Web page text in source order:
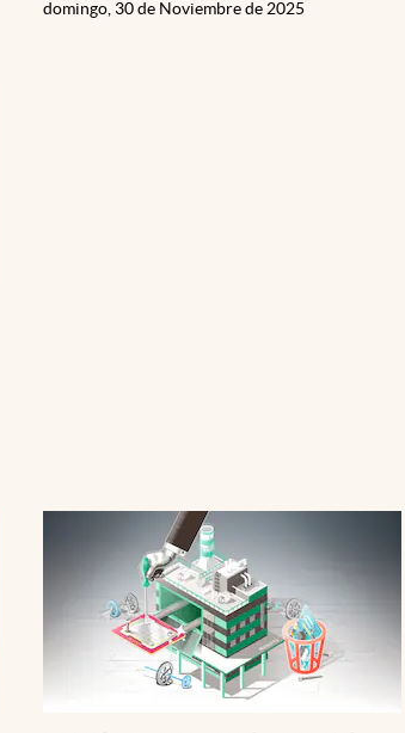
domingo, 30 de Noviembre de 2025